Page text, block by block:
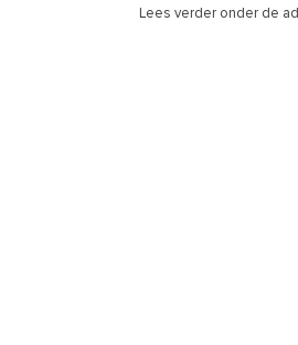
Lees verder onder de